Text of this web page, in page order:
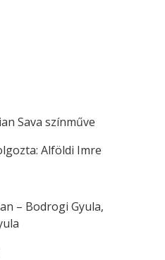
Sava színműve
Alföldi Imre
– Bodrogi Gyula,